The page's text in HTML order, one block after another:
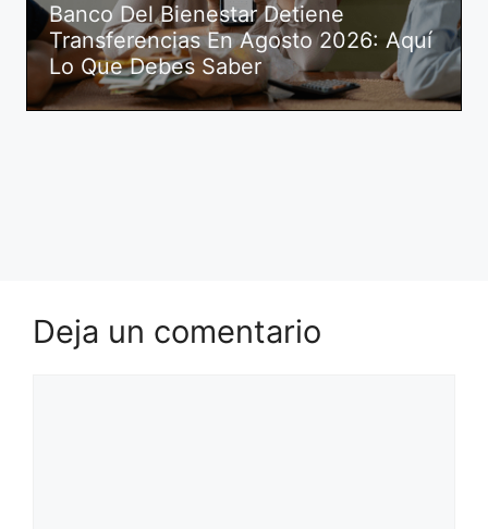
Banco Del Bienestar Detiene
Transferencias En Agosto 2026: Aquí
Lo Que Debes Saber
Deja un comentario